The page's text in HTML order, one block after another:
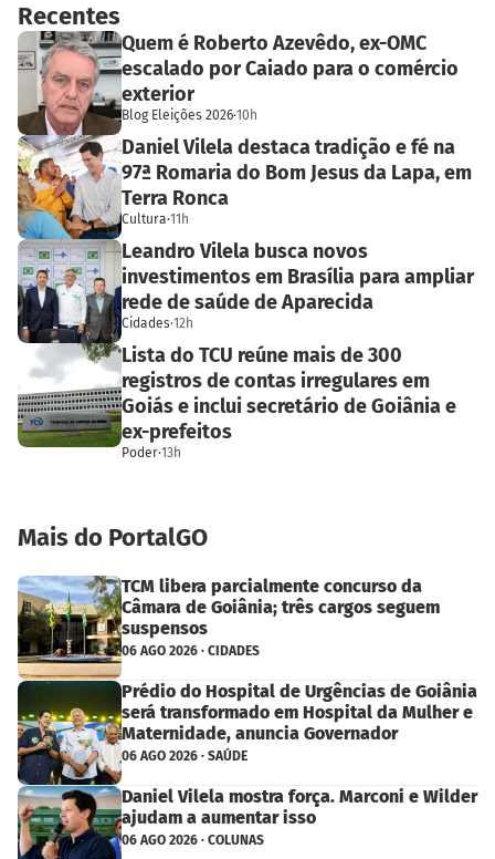
Recentes
Quem é Roberto Azevêdo, ex-OMC
escalado por Caiado para o comércio
exterior
Blog Eleições 2026·10h
Daniel Vilela destaca tradição e fé na
97ª Romaria do Bom Jesus da Lapa, em
Terra Ronca
Cultura·11h
Leandro Vilela busca novos
investimentos em Brasília para ampliar
rede de saúde de Aparecida
Cidades·12h
Lista do TCU reúne mais de 300
registros de contas irregulares em
Goiás e inclui secretário de Goiânia e
ex-prefeitos
Poder·13h
Mais do PortalGO
TCM libera parcialmente concurso da
Câmara de Goiânia; três cargos seguem
suspensos
06 AGO 2026 · CIDADES
Prédio do Hospital de Urgências de Goiânia
será transformado em Hospital da Mulher e
Maternidade, anuncia Governador
06 AGO 2026 · SAÚDE
Daniel Vilela mostra força. Marconi e Wilder
ajudam a aumentar isso
06 AGO 2026 · COLUNAS